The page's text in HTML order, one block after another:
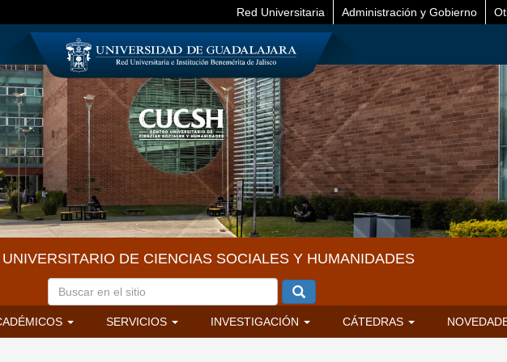
Red Universitaria Administración y Gobierno
DE CIENCIAS SOCIALES Y HUMANIDADES
SERVICIOS INVESTIGACIÓN CÁTEDRAS